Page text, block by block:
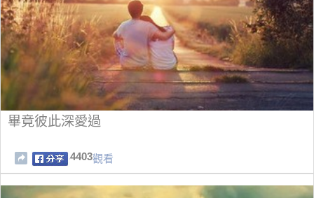
畢竟彼此深愛過
4403觀看